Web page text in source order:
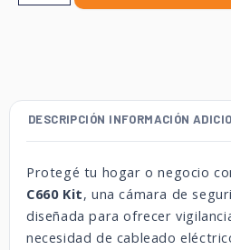
DESCRIPCIÓN INFORMACIÓN
Protegé tu hogar o negocio
C660 Kit, una cámara de
diseñada para ofrecer
necesidad de cableado